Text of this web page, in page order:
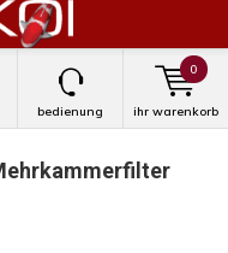
bedienung ihr warenkorb
0